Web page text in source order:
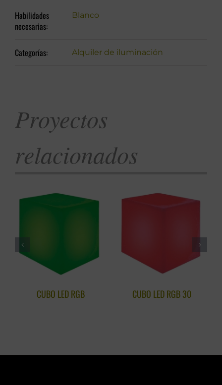
Habilidades
necesarias:
Blanco
Categorías: Alquiler de iluminación
Proyectos
relacionados
CUBO LED RGB CUBO LED RGB 30